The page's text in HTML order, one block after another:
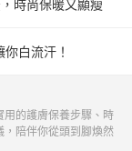
時尚保暖又顯瘦
白流汗！
的護膚保養步驟、時
，陪伴你從頭到腳煥然